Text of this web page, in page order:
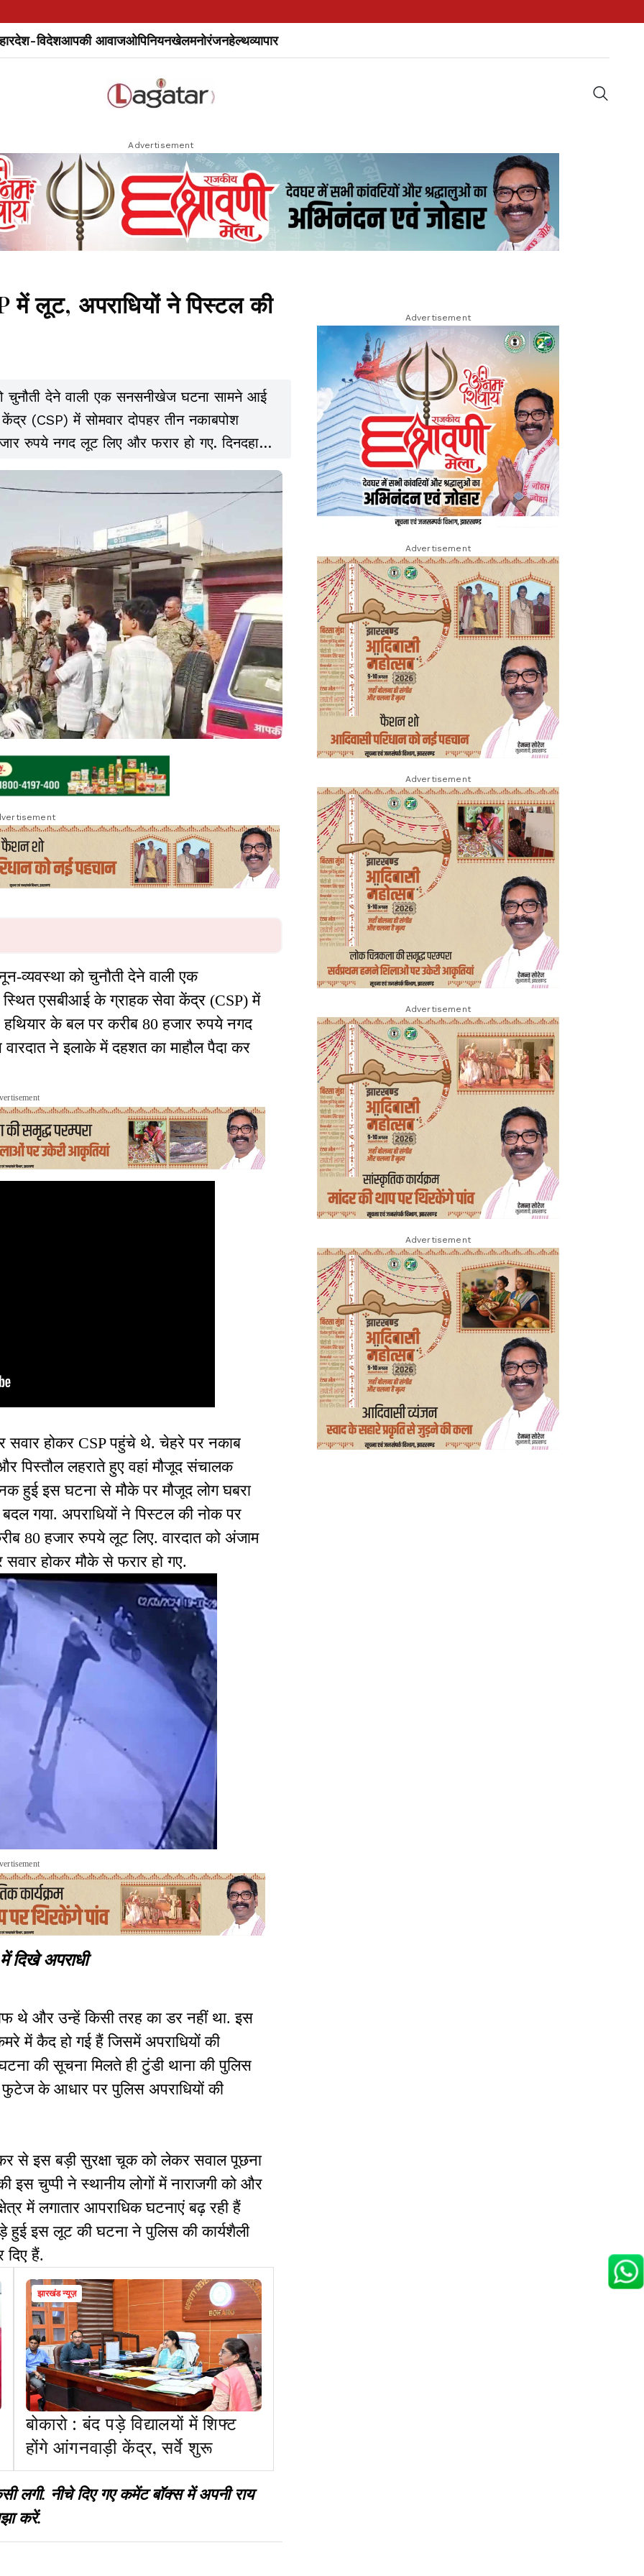
देश-विदेशआपकी आवाजओपिनियनखेलमनोरंजनहेल्थव्यापार
Advertisement
में लूट, अपराधियों ने पिस्टल की
चुनौती देने वाली एक सनसनीखेज घटना सामने आई
(CSP) में सोमवार दोपहर तीन नकाबपोश
रुपये नगद लूट लिए और फरार हो गए. दिनदहाड़े
कर दिया है.
व्यवस्था को चुनौती देने वाली एक
एसबीआई के ग्राहक सेवा केंद्र (CSP) में
हथियार के बल पर करीब 80 हजार रुपये नगद
ने इलाके में दहशत का माहौल पैदा कर
सवार होकर CSP पहुंचे थे. चेहरे पर नकाब
लहराते हुए वहां मौजूद संचालक
हुई इस घटना से मौके पर मौजूद लोग घबरा
गया. अपराधियों ने पिस्टल की नोक पर
80 हजार रुपये लूट लिए. वारदात को अंजाम
होकर मौके से फरार हो गए.
दिखे अपराधी
थे और उन्हें किसी तरह का डर नहीं था. इस
में कैद हो गई हैं जिसमें अपराधियों की
की सूचना मिलते ही टुंडी थाना की पुलिस
के आधार पर पुलिस अपराधियों की
से इस बड़ी सुरक्षा चूक को लेकर सवाल पूछना
चुप्पी ने स्थानीय लोगों में नाराजगी को और
में लगातार आपराधिक घटनाएं बढ़ रही हैं
इस लूट की घटना ने पुलिस की कार्यशैली
हैं.
झारखंड न्यूज़
बोकारो : बंद पड़े विद्यालयों में शिफ्ट
होंगे आंगनवाड़ी केंद्र, सर्वे शुरू
नीचे दिए गए कमेंट बॉक्स में अपनी राय
करें.
Advertisement
Advertisement
Advertisement
Advertisement
Advertisement